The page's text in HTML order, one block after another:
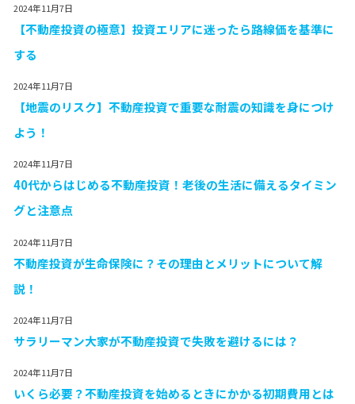
2024年11月7日
【不動産投資の極意】投資エリアに迷ったら路線価を基準に
する
2024年11月7日
【地震のリスク】不動産投資で重要な耐震の知識を身につけ
よう！
2024年11月7日
40代からはじめる不動産投資！老後の生活に備えるタイミン
グと注意点
2024年11月7日
不動産投資が生命保険に？その理由とメリットについて解
説！
2024年11月7日
サラリーマン大家が不動産投資で失敗を避けるには？
2024年11月7日
いくら必要？不動産投資を始めるときにかかる初期費用とは